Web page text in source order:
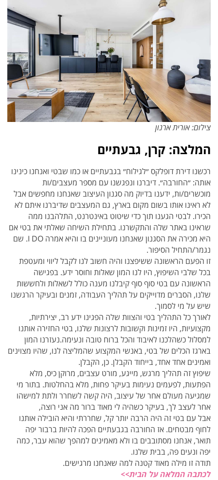
צילום: אורית ארנון
המלצה: קרן, גבעתיים
רכשנו דירת דופלקס ״לגילוח״ בגבעתיים או כמו שבטי ואנחנו כינינו
אותה: ״החורבה״. דיברנו ונפגשנו עם מספר מעצבים/ות
מוכשרים/ות, ידענו בדיוק מה סגנון העיצוב שאנחנו מחפשים אבל
לא ראינו אותו בשום מקום בארץ, גם המעצבים שדיברנו איתם לא
הכירו. לבטי הגענו תוך כדי שיטוט באינטרנט, התלהבנו ממה
שראינו באתר שלה והתקשרנו. בתחילת השיחה שאלתי את בטי אם
היא מכירה את הסגנון שאנחנו מעוניינים בו והיא אמרה I DO. שם
נגמר/התחיל הסיפור.
זו הפעם הראשונה ששיפצנו והיה חשוב לנו לקבל ליווי ומעטפת
בכל שלבי השיפוץ, היו לנו המון שאלות וחוסר ידע. בפגישה
הראשונה עם בטי סוף סוף קיבלנו מענה כולל לשאלות ולחששות
שלנו, הסברים מדוייקים על תהליך העבודה, זמנים ובעיקר הרגשנו
שיש על מי לסמוך.
לאורך כל התהליך בטי והצוות שלה הפגינו ידע רב, יצירתיות,
מקצועיות, היו זמינות וקשובות לרצונות שלנו, בטי החזירה אותנו
למסלול כשהלכנו לאיבוד והכל ברוח טובה ונעימה.נעזרנו המון
בארגז הכלים של בטי, באנשי המקצוע שהמליצה לנו, שהיו מצוינים
ואמינים אחד אחד, בייחוד הקבלן. כן, הקבלן.
שיפוץ זה תהליך מרגש, מייגע, מורט עצבים, מרוקן כיס, מלא
הפתעות, לפעמים נעימות בעיקר פחות, מלא בהחלטות. בתור מי
שמגיעה מעולם אחר של עיצוב, היה קשה לשחרר ולתת למישהו
אחר לעצב לך, בעיקר כשהיה לי מאוד ברור מה אני רוצה,
אבל עם בטי זה היה הרבה יותר קל, שחררתי והיא הובילה אותנו
לחוף מבטחים. אז החורבה בגבעתיים הפכה להיות ברבור יפה
תואר, אנחנו מסתובבים בו ולא מאמינים למהפך שהוא עבר, כמה
יפה ונעים פה, בבית שלנו.
תודה זו מילה מאוד קטנה למה שאנחנו מרגישים.
לכתבה המלאה על הבית>>